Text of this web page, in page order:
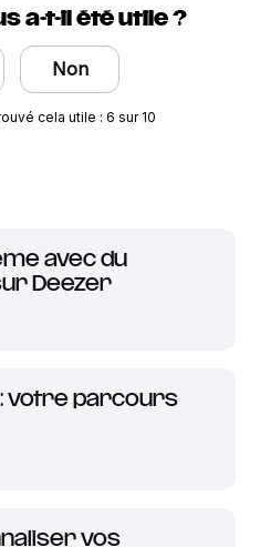
a-t-il été utile ?
Non
cela utile : 6 sur 10
avec du
Deezer
: votre parcours
vos